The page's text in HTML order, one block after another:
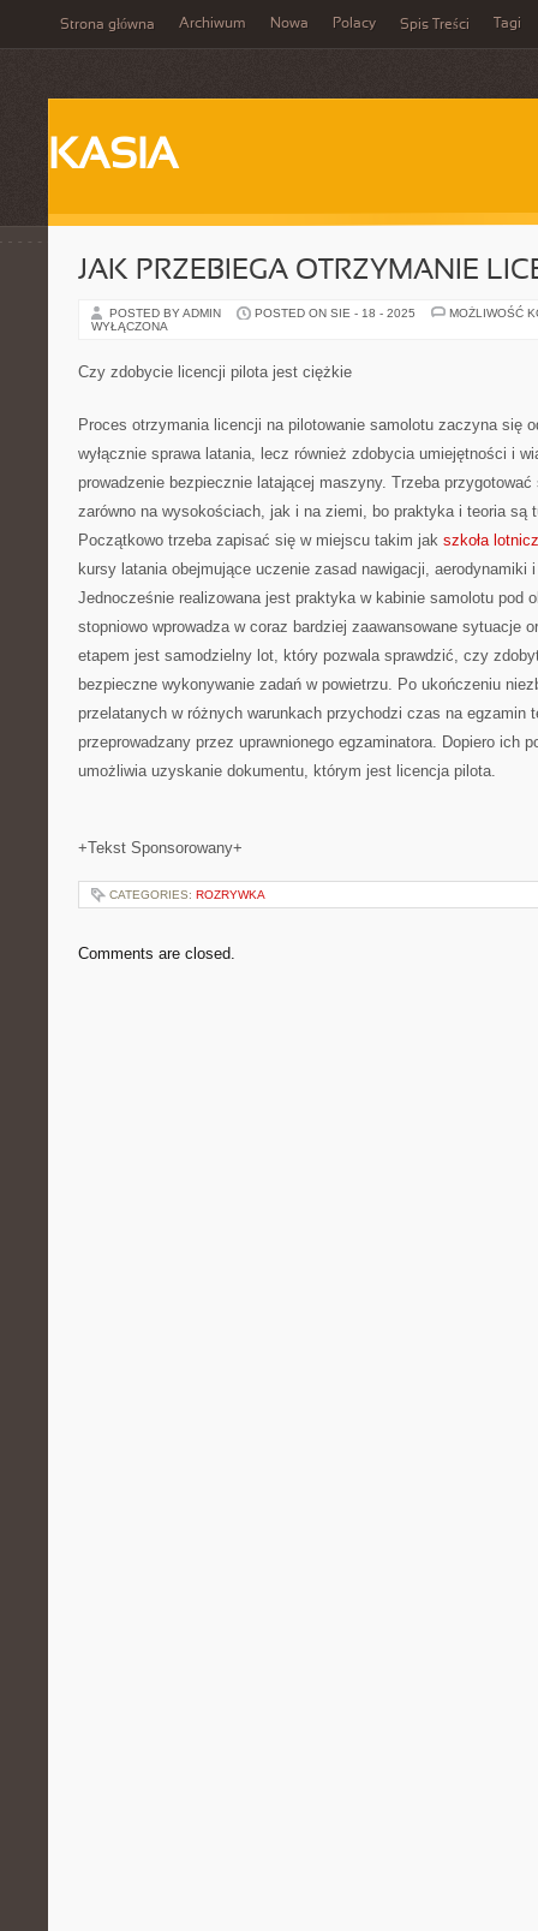
Strona główna Archiwum Nowa Polacy Spis Treści Tagi
KASIA
JAK PRZEBIEGA OTRZYMANIE
POSTED BY ADMIN POSTED ON SIE - 18 - 2025
MOŻLIWOŚĆ
WYŁĄCZONA
Czy zdobycie licencji pilota jest ciężkie
Proces otrzymania licencji na pilotowanie samolotu zaczyna się
wyłącznie sprawa latania, lecz również zdobycia umiejętności i
prowadzenie bezpiecznie latającej maszyny. Trzeba
zarówno na wysokościach, jak i na ziemi, bo praktyka i teoria są
Początkowo trzeba zapisać się w miejscu takim jak szkoła
kursy latania obejmujące uczenie zasad nawigacji, aerodynamiki
Jednocześnie realizowana jest praktyka w kabinie samolotu pod
stopniowo wprowadza w coraz bardziej zaawansowane sytuacje
etapem jest samodzielny lot, który pozwala sprawdzić, czy
bezpieczne wykonywanie zadań w powietrzu. Po ukończeniu
przelatanych w różnych warunkach przychodzi czas na egzamin
przeprowadzany przez uprawnionego egzaminatora. Dopiero ich
umożliwia uzyskanie dokumentu, którym jest licencja pilota.
+Tekst Sponsorowany+
CATEGORIES: ROZRYWKA
Comments are closed.